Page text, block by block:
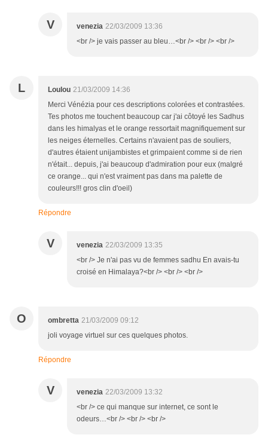
V venezia 22/03/2009 13:36
<br /> je vais passer au bleu…<br /> <br /> <br />
L Loulou 21/03/2009 14:36
Merci Vénézia pour ces descriptions colorées et contrastées.
Tes photos me touchent beaucoup car j'ai côtoyé les Sadhus
dans les himalyas et le orange ressortait magnifiquement sur
les neiges éternelles. Certains n'avaient pas de souliers,
d'autres étaient unijambistes et grimpaient comme si de rien
n'était... depuis, j'ai beaucoup d'admiration pour eux (malgré
ce orange... qui n'est vraiment pas dans ma palette de
couleurs!!! gros clin d'oeil)
Répondre
V venezia 22/03/2009 13:35
<br /> Je n'ai pas vu de femmes sadhu En avais-tu
croisé en Himalaya?<br /> <br /> <br />
O ombretta 21/03/2009 09:12
joli voyage virtuel sur ces quelques photos.
Répondre
V venezia 22/03/2009 13:32
<br /> ce qui manque sur internet, ce sont le
odeurs…<br /> <br /> <br />